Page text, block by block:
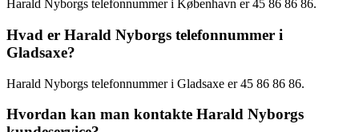
Harald Nyborgs telefonnummer i København er 45 86 86 86.
Hvad er Harald Nyborgs telefonnummer i
Gladsaxe?
Harald Nyborgs telefonnummer i Gladsaxe er 45 86 86 86.
Hvordan kan man kontakte Harald Nyborgs